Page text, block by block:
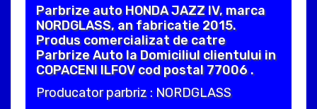
Parbrize auto HONDA JAZZ IV, marca
NORDGLASS, an fabricatie 2015.
Produs comercializat de catre
Parbrize Auto la Domiciliul clientului in
COPACENI ILFOV cod postal 77006 .
Producator parbriz : NORDGLASS